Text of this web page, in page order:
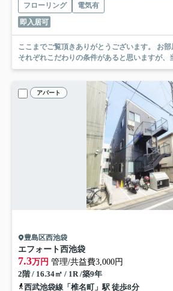
フローリング
電気有
即入居可
ここまでご覧頂きありがとうございます。 お部屋探しの際には、皆さま
それぞれこだわりの条件があると思いますが、
アパート
豊島区西池袋
エフォート西池袋
7.3万円 管理/共益費3,000円
2階 / 16.34㎡ / 1R /築9年
西武池袋線「椎名町」駅 徒歩8分